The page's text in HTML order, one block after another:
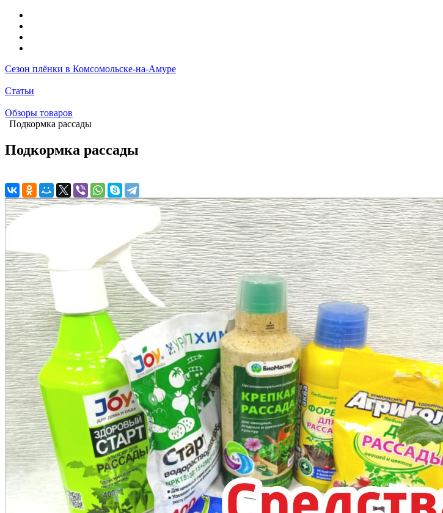
Сезон плёнки в Комсомольске-на-Амуре
Статьи
Обзоры товаров
Подкормка рассады
Подкормка рассады